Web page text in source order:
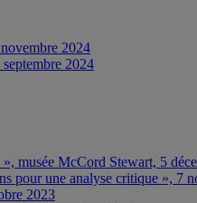
2024
2024
musée McCord Stewart, 5
pour une analyse critique », 7
2023